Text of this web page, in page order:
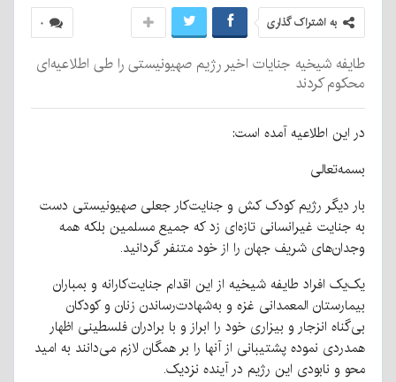
۰ به اشتراک گذاری
طایفه شیخیه جنایات اخیر رژیم صهیونیستی را طی اطلاعیه‌ای
محکوم کردند
در این اطلاعیه آمده است:
بسمه‌تعالی
بار دیگر رژیم کودک کش و جنایت‌کار جعلی صهیونیستی دست
به جنایت غیرانسانی تازه‌ای زد که جمیع مسلمین بلکه همه
وجدان‌های شریف جهان را از خود متنفر گردانید.
یک‌یک افراد طایفه شیخیه از این اقدام جنایت‌کارانه و بمباران
بیمارستان المعمدانی غزه و به‌شهادت‌رساندن زنان و کودکان
بی‌گناه انزجار و بیزاری خود را ابراز و با برادران فلسطینی اظهار
همدردی نموده پشتیبانی از آنها را بر همگان لازم می‌دانند به امید
محو و نابودی این رژیم در آینده نزدیک.